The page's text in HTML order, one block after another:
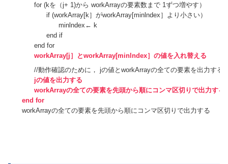
for (kを（j+ 1)から workArrayの要素数まで 1ずつ増やす）
if (workArray[k］がworkArray[minlndex］より小さい）
minlndex← k
end if
end for
workArray[j］とworkArray[minlndex］の値を入れ替える
//動作確認のために， jの値とworkArrayの全ての要素を出力する
jの値を出力する
workArrayの全ての要素を先頭から順にコンマ区切りで出力する
end for
workArrayの全ての要素を先頭から順にコンマ区切りで出力する